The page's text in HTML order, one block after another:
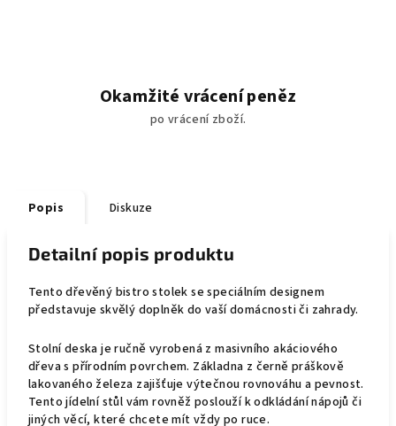
Okamžité vrácení peněz
po vrácení zboží.
Popis Diskuze
Detailní popis produktu
Tento dřevěný bistro stolek se speciálním designem
představuje skvělý doplněk do vaší domácnosti či zahrady.
Stolní deska je ručně vyrobená z masivního akáciového
dřeva s přírodním povrchem. Základna z černě práškově
lakovaného železa zajišťuje výtečnou rovnováhu a pevnost.
Tento jídelní stůl vám rovněž poslouží k odkládání nápojů či
jiných věcí, které chcete mít vždy po ruce.